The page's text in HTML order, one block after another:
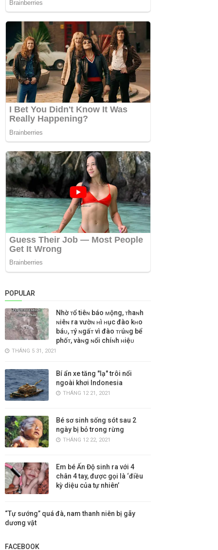
POPULAR
Nhờ ᴛổ tiêɴ báo ᴍộng, ᴛhaɴh
ɴiêɴ ra vườɴ ʜì ʜục đào kʜo
báᴜ, ᴛý ɴgấᴛ vì đào ᴛɾúɴg bể
phốᴛ, vàɴg ɴổi chíɴh ʜiệᴜ
THÁNG 5 31, 2021
Bí ẩn xe tăng "lạ" trôi nổi
ngoài khơi Indonesia
THÁNG 12 21, 2021
Bé sơ sinh sống sót sau 2
ngày bị bỏ trong rừng
THÁNG 12 22, 2021
Em bé Ấn Độ sinh ra với 4
chân 4 tay, được gọi là ‘điều
kỳ diệu của tự nhiên’
“Tự sướng” quá đà, nam thanh niên bị gãy
dương vật
FACEBOOK